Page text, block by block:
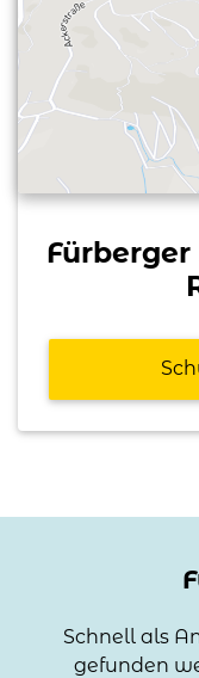
Fürberger
Schnell als
gefunden